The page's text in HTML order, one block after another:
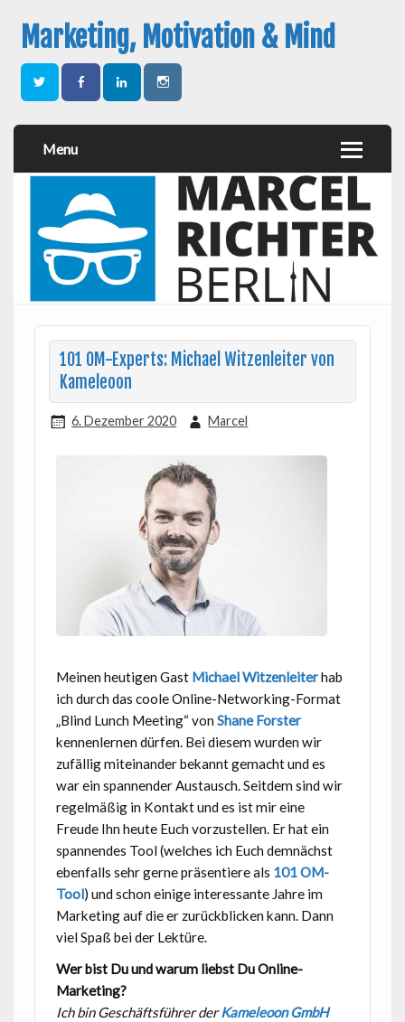
Marketing, Motivation & Mind
Menu
101 OM-Experts: Michael Witzenleiter von
Kameleoon
6. Dezember 2020 Marcel
Meinen heutigen Gast Michael Witzenleiterhab
ich durch das coole Online-Networking-Format
„Blind Lunch Meeting“ von Shane Forster
kennenlernen dürfen. Bei diesem wurden wir
zufällig miteinander bekannt gemacht und es
war ein spannender Austausch. Seitdem sind wir
regelmäßig in Kontakt und es ist mir eine
Freude Ihn heute Euch vorzustellen. Er hat ein
spannendes Tool (welches ich Euch demnächst
ebenfalls sehr gerne präsentiere als 101 OM-
Tool) und schon einige interessante Jahre im
Marketing auf die er zurückblicken kann. Dann
viel Spaß bei der Lektüre.
Wer bist Du und warum liebst Du Online-
Marketing?
Ich bin Geschäftsführer derKameleoon GmbH